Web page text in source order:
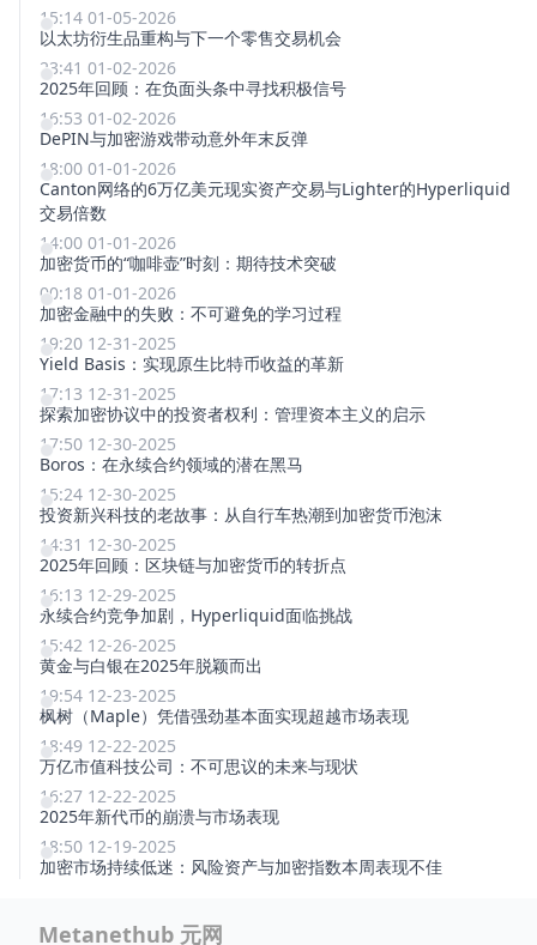
15:14 01-05-2026
以太坊衍生品重构与下一个零售交易机会
23:41 01-02-2026
2025年回顾：在负面头条中寻找积极信号
16:53 01-02-2026
DePIN与加密游戏带动意外年末反弹
18:00 01-01-2026
Canton网络的6万亿美元现实资产交易与Lighter的Hyperliquid
交易倍数
14:00 01-01-2026
加密货币的“咖啡壶”时刻：期待技术突破
00:18 01-01-2026
加密金融中的失败：不可避免的学习过程
19:20 12-31-2025
Yield Basis：实现原生比特币收益的革新
17:13 12-31-2025
探索加密协议中的投资者权利：管理资本主义的启示
17:50 12-30-2025
Boros：在永续合约领域的潜在黑马
15:24 12-30-2025
投资新兴科技的老故事：从自行车热潮到加密货币泡沫
14:31 12-30-2025
2025年回顾：区块链与加密货币的转折点
16:13 12-29-2025
永续合约竞争加剧，Hyperliquid面临挑战
15:42 12-26-2025
黄金与白银在2025年脱颖而出
19:54 12-23-2025
枫树（Maple）凭借强劲基本面实现超越市场表现
18:49 12-22-2025
万亿市值科技公司：不可思议的未来与现状
16:27 12-22-2025
2025年新代币的崩溃与市场表现
18:50 12-19-2025
加密市场持续低迷：风险资产与加密指数本周表现不佳
Metanethub 元网